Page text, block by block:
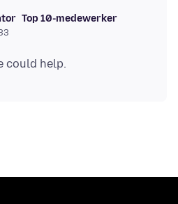
Top 10-medewerker